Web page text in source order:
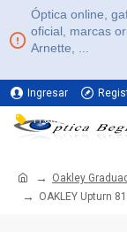
Óptica online,
oficial, marcas
Arnette, ...
Ingresar
11% DE DESCUENTO
Oakley
OAKLEY Upturn